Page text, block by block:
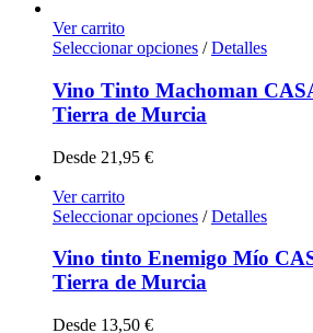
Ver carrito
Seleccionar opciones / Detalles
Vino Tinto Machoman
Tierra de Murcia
Desde 21,95 €
Ver carrito
Seleccionar opciones / Detalles
Vino tinto Enemigo Mío
Tierra de Murcia
Desde 13,50 €